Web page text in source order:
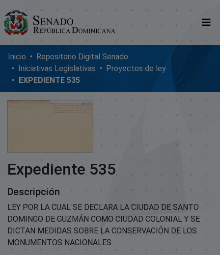
Comunidades
Glosario
Nosotros
Inicio
Repositorio Digital SenadoRD
Iniciativas Legislativas
Proyectos de ley
EXPEDIENTE 535
Expediente 535
Descripción
LEY POR LA CUAL SE DECLARA LA CIUDAD DE SANTO
DOMINGO DE GUZMÁN COMO CIUDAD COLONIAL Y SE
DICTAN MEDIDAS SOBRE LA CONSERVACIÓN DE LOS
MONUMENTOS NACIONALES.